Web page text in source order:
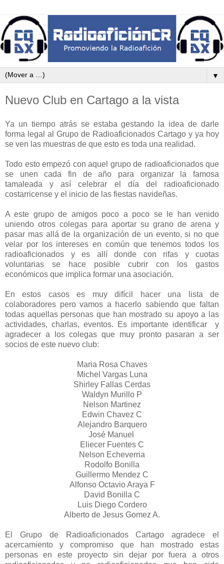
▼
Nuevo Club en Cartago a la vista
Ya un tiempo atrás se estaba gestando la idea de darle
forma legal al Grupo de Radioaficionados Cartago y ya hoy
se ven las muestras de que esto es toda una realidad.
Todo esto empezó con aquel grupo de radioaficionados que
se unen cada fin de año para organizar la famosa
tamaleada y así celebrar el día del radioaficionado
costarricense y el inicio de las fiestas navideñas.
A este grupo de amigos poco a poco se le han venido
uniendo otros colegas para aportar su grano de arena y
pasar mas allá de la organización de un evento, si no que
velar por los intereses en común que tenemos todos los
radioaficionados y es allí donde con rifas y cuotas
voluntarias se hace posible cubrir con los gastos
económicos que implica formar una asociación.
En estos casos es muy difícil hacer una lista de
colaboradores pero vamos a hacerlo sabiendo que faltan
todas aquellas personas que han mostrado su apoyo a las
actividades, charlas, eventos. Es importante identificar y
agradecer a los colegas que muy pronto pasaran a ser
socios de este nuevo club:
Maria Rosa Chaves
Michel Vargas Luna
Shirley Fallas Cerdas
Waldyn Murillo P
Nelson Martinez
Edwin Chavez C
Alejandro Barquero
José Manuel
Eliecer Fuentes C
Nelson Echeverria
Rodolfo Bonilla
Guillermo Mendez C
Alfonso Octavio Araya F
David Bonilla C
Luis Diego Cordero
Alberto de Jesus Gomez A.
El Grupo de Radioaficionados Cartago agradece el
acercamiento y compromiso que han mostrado estas
personas en este proyecto sin dejar por fuera a otros